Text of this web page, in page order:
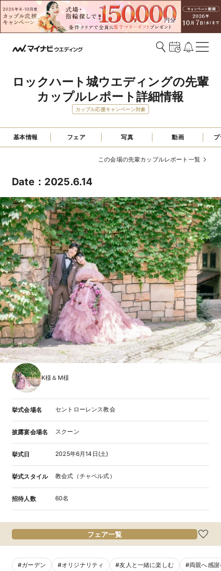
ロックハート城ウエディングの先輩
カップルレポート詳細情報
カップル応援キャンペーン対象
基本情報 フェア 写真 動画
この会場の先輩カップルレポート一覧
Date：2025.6.14
K様＆M様
挙式会場名 セントローレンス教会
披露宴会場名 スクーン
挙式日 2025年6月14日(土)
挙式スタイル 教会式（チャペル式）
招待人数 60名
フェア一覧
#ガーデン #オリジナリティ #友人と一緒に楽しむ #両親へ感